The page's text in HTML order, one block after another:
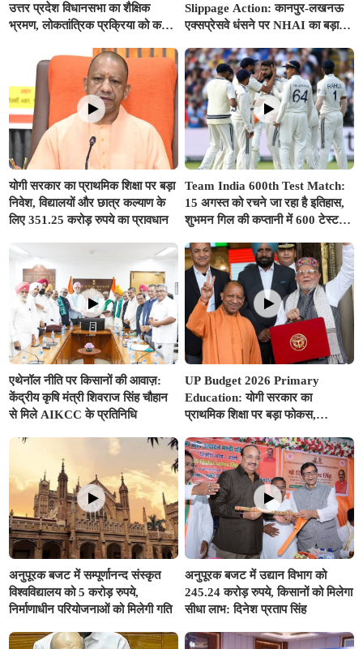
उत्तर प्रदेश विधानसभा का शैक्षिक
भ्रमण, लोकतांत्रिक प्रक्रिया को करीब
Slippage Action: कानपुर-लखनऊ
एक्सप्रेसवे धंसने पर NHAI का बड़ा
गिरी गाज, टोल वसूली रोकी गई
योगी सरकार का प्राथमिक शिक्षा पर बड़ा
निवेश, विद्यालयों और छात्र कल्याण के
लिए 351.25 करोड़ रुपये का प्रावधान
Team India 600th Test Match:
15 अगस्त को रचने जा रहा है इतिहास,
शुभमन गिल की कप्तानी में 600 टेस्ट
भारत
एथेनॉल नीति पर किसानों की आवाज़:
केंद्रीय कृषि मंत्री शिवराज सिंह चौहान
से मिले AIKCC के प्रतिनिधि
UP Budget 2026 Primary
Education: योगी सरकार का
प्राथमिक शिक्षा पर बड़ा फोकस,
से अधिक का प्रावधान
अनुपूरक बजट में सम्पूर्णानन्द संस्कृत
विश्वविद्यालय को 5 करोड़ रुपये,
निर्माणाधीन परियोजनाओं को मिलेगी गति
अनुपूरक बजट में उद्यान विभाग को
245.24 करोड़ रुपये, किसानों को मिलेगा
सीधा लाभ: दिनेश प्रताप सिंह